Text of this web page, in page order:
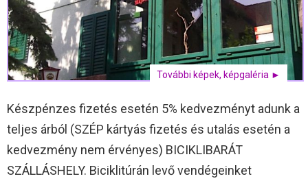
További képek, képgaléria ►
Készpénzes fizetés esetén 5% kedvezményt adunk a
teljes árból (SZÉP kártyás fizetés és utalás esetén a
kedvezmény nem érvényes) BICIKLIBARÁT
SZÁLLÁSHELY. Biciklitúrán levő vendégeinket